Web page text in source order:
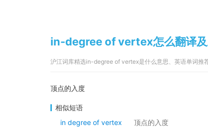
in-degree of vertex怎么翻译
沪江词库精选in-degree of vertex是什么意思、英语单词推
顶点的入度
相似短语
in degree of vertex
顶点的入度